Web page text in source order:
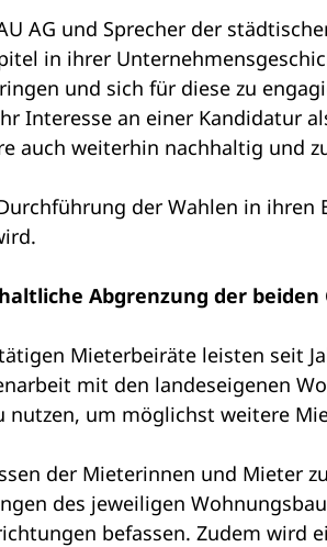
AG und Sprecher der
in ihrer
und sich für diese zu
Interesse an einer Kandidatur
auch weiterhin nachhaltig und
der Wahlen in
Abgrenzung der beiden
Mieterbeiräte leisten seit
mit den landeseigenen
um möglichst weitere
der Mieterinnen und Mieter
des jeweiligen
befassen. Zudem